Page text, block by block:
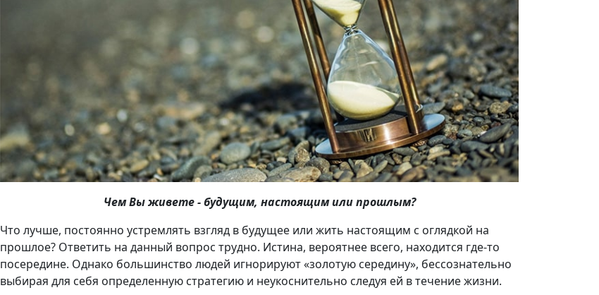
Чем Вы живете - будущим, настоящим или прошлым?
Что лучше, постоянно устремлять взгляд в будущее или жить настоящим с оглядкой на
прошлое? Ответить на данный вопрос трудно. Истина, вероятнее всего, находится где-то
посередине. Однако большинство людей игнорируют «золотую середину», бессознательно
выбирая для себя определенную стратегию и неукоснительно следуя ей в течение жизни.